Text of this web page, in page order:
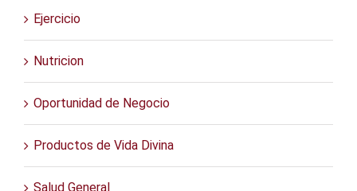
Ejercicio
Nutricion
Oportunidad de Negocio
Productos de Vida Divina
Salud General